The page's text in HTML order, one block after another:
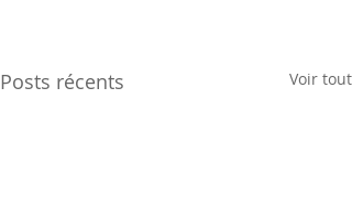
Posts récents Voir tout